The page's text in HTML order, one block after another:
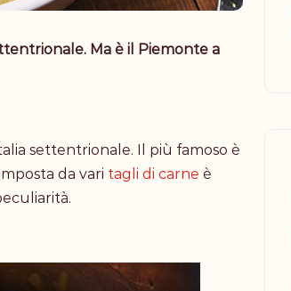
Ma è il Piemonte a
settentrionale. Il più famoso è
da vari tagli di carne è